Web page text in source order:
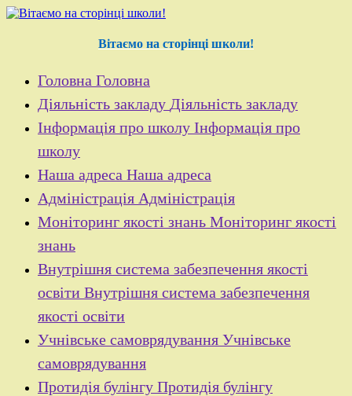
Перейти
Вітаємо на сторінці школи!
Головна Головна
Діяльність закладу Діяльність закладу
Інформація про школу Інформація про
школу
Наша адреса Наша адреса
Адміністрація Адміністрація
Моніторинг якості знань Моніторинг якості
знань
Внутрішня система забезпечення якості
освіти Внутрішня система забезпечення
якості освіти
Учнівське самоврядування Учнівське
самоврядування
Протидія булінгу Протидія булінгу